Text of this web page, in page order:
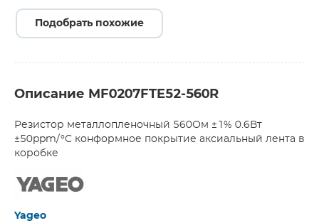
Подобрать похожие
Описание MF0207FTE52-560R
Резистор металлопленочный 560Ом ±1% 0.6Вт
±50ppm/°C конформное покрытие аксиальный лента в
коробке
Yageo